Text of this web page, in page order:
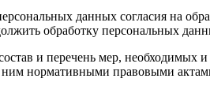
данных согласия на
обработку персональных
и перечень мер,
нормативными правовыми